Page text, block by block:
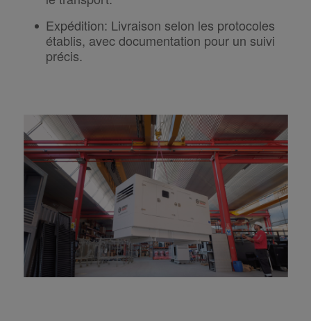
Expédition: Livraison selon les protocoles
établis, avec documentation pour un suivi
précis.